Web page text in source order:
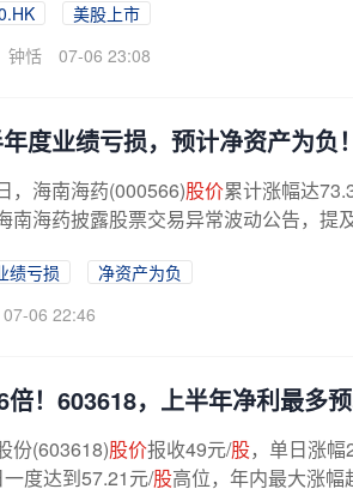
美股上市
钟恬 07-06 23:08
度业绩亏损，预计净资产为负
，海南海药(000566)股价累计涨幅达
南海药披露股票交易异常波动公告，提
绩亏损
净资产为负
07-06 22:46
倍！603618，上半年净利最多
份(603618)股价报收49元/股，单日涨
度达到57.21元/股高位，年内最大涨